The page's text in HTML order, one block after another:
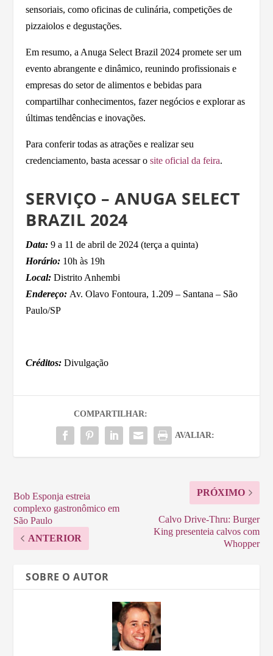
sensoriais, como oficinas de culinária, competições de
pizzaiolos e degustações.
Em resumo, a Anuga Select Brazil 2024 promete ser um
evento abrangente e dinâmico, reunindo profissionais e
empresas do setor de alimentos e bebidas para
compartilhar conhecimentos, fazer negócios e explorar as
últimas tendências e inovações.
Para conferir todas as atrações e realizar seu
credenciamento, basta acessar osite oficial da feira.
SERVIÇO – ANUGA SELECT
BRAZIL 2024
Data: 9 a 11 de abril de 2024 (terça a quinta)
Horário: 10h às 19h
Local: Distrito Anhembi
Endereço: Av. Olavo Fontoura, 1.209 – Santana – São
Paulo/SP
Créditos: Divulgação
COMPARTILHAR:
AVALIAR:
Bob Esponja estreia
complexo gastronômico em
São Paulo
ANTERIOR
PRÓXIMO
Calvo Drive-Thru: Burger
King presenteia calvos com
Whopper
SOBRE O AUTOR